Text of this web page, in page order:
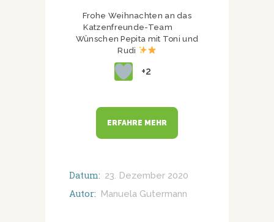
Frohe Weihnachten an das
Katzenfreunde-Team
Wünschen Pepita mit Toni und
Rudi
+2
ERFAHRE MEHR
Datum: 23. Dezember 2020
Autor: Manuela Gutermann